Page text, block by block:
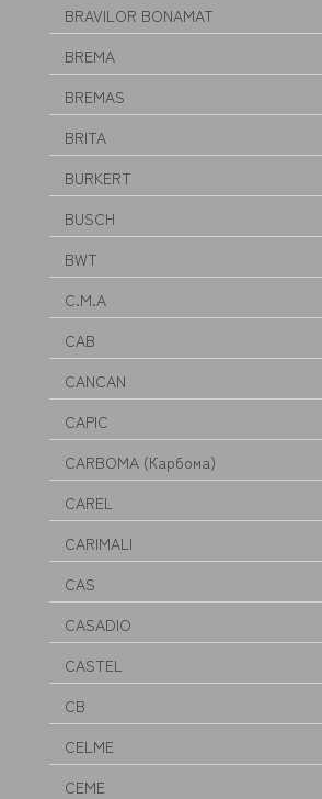
BRAVILOR BONAMAT
BREMA
BREMAS
BRITA
BURKERT
BUSCH
BWT
C.M.A
CAB
CANCAN
CAPIC
CARBOMA (Карбома)
CAREL
CARIMALI
CAS
CASADIO
CASTEL
CB
CELME
CEME